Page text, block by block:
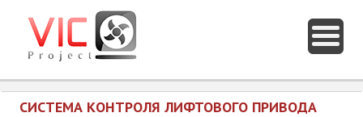
СИСТЕМА КОНТРОЛЯ ЛИФТОВОГО ПРИВОДА